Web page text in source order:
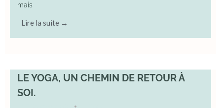
mais
Lire la suite →
LE YOGA, UN CHEMIN DE RETOUR À
SOI.
•